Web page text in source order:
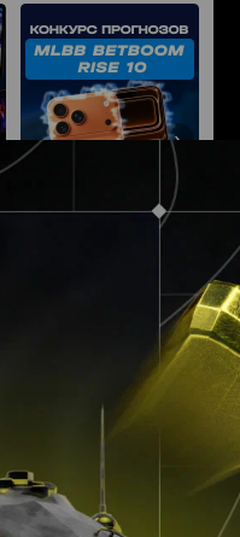
›
«Это действительно
турнир»